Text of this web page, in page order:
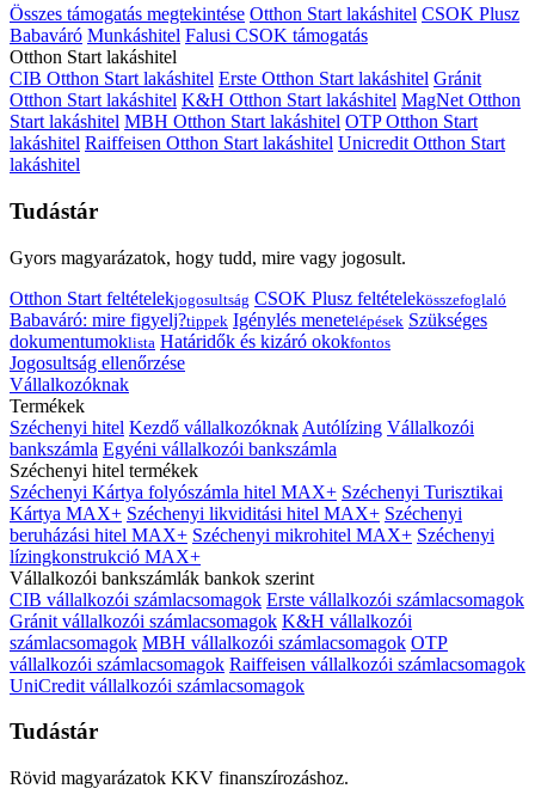
Összes támogatás megtekintése Otthon Start lakáshitel CSOK Plusz
Babaváró Munkáshitel Falusi CSOK támogatás
Otthon Start lakáshitel
CIB Otthon Start lakáshitel Erste Otthon Start lakáshitel Gránit
Otthon Start lakáshitel K&H Otthon Start lakáshitel MagNet Otthon
Start lakáshitel MBH Otthon Start lakáshitel OTP Otthon Start
lakáshitel Raiffeisen Otthon Start lakáshitel Unicredit Otthon Start
lakáshitel
Tudástár
Gyors magyarázatok, hogy tudd, mire vagy jogosult.
Otthon Start feltételekjogosultság CSOK Plusz feltételekösszefoglaló
Babaváró: mire figyelj?tippek Igénylés menetelépések Szükséges
dokumentumoklista Határidők és kizáró okokfontos
Jogosultság ellenőrzése
Vállalkozóknak
Termékek
Széchenyi hitel Kezdő vállalkozóknak Autólízing Vállalkozói
bankszámla Egyéni vállalkozói bankszámla
Széchenyi hitel termékek
Széchenyi Kártya folyószámla hitel MAX+ Széchenyi Turisztikai
Kártya MAX+ Széchenyi likviditási hitel MAX+ Széchenyi
beruházási hitel MAX+ Széchenyi mikrohitel MAX+ Széchenyi
lízingkonstrukció MAX+
Vállalkozói bankszámlák bankok szerint
CIB vállalkozói számlacsomagok Erste vállalkozói számlacsomagok
Gránit vállalkozói számlacsomagok K&H vállalkozói
számlacsomagok MBH vállalkozói számlacsomagok OTP
vállalkozói számlacsomagok Raiffeisen vállalkozói számlacsomagok
UniCredit vállalkozói számlacsomagok
Tudástár
Rövid magyarázatok KKV finanszírozáshoz.